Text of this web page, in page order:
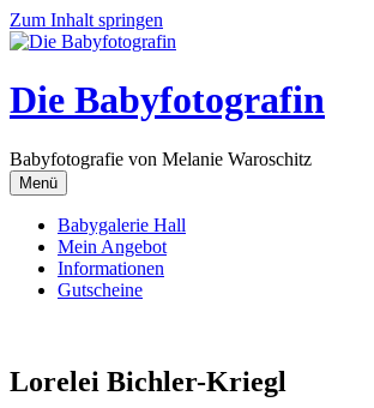
Zum Inhalt springen
Die Babyfotografin
Babyfotografie von Melanie Waroschitz
Menü
Babygalerie Hall
Mein Angebot
Informationen
Gutscheine
Lorelei Bichler-Kriegl